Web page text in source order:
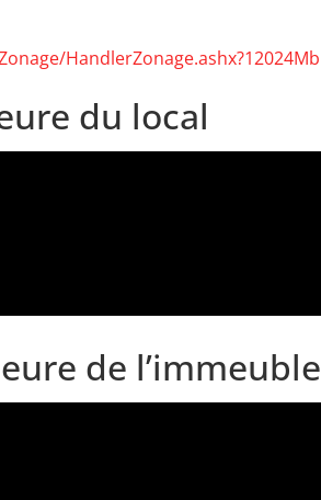
HandlerZonage.ashx?12024Mb
du local
de l’immeuble